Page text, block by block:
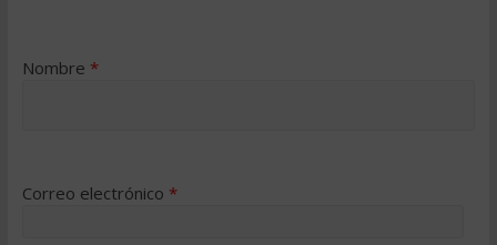
Nombre *
Correo electrónico *